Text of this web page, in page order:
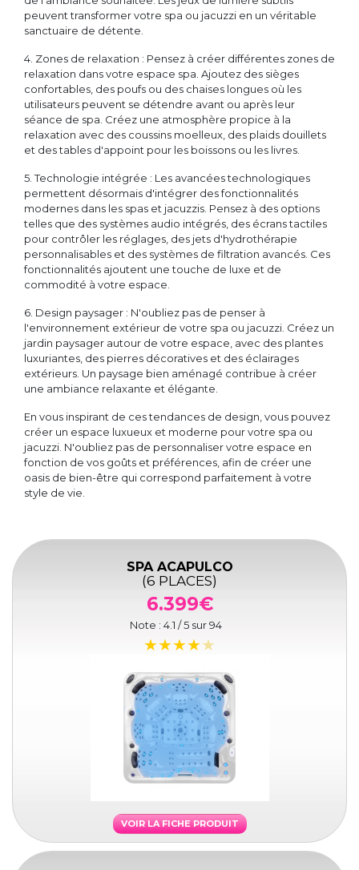
peuvent transformer votre spa ou jacuzzi en un véritable
sanctuaire de détente.
4. Zones de relaxation : Pensez à créer différentes zones de
relaxation dans votre espace spa. Ajoutez des sièges
confortables, des poufs ou des chaises longues où les
utilisateurs peuvent se détendre avant ou après leur
séance de spa. Créez une atmosphère propice à la
relaxation avec des coussins moelleux, des plaids douillets
et des tables d'appoint pour les boissons ou les livres.
5. Technologie intégrée : Les avancées technologiques
permettent désormais d'intégrer des fonctionnalités
modernes dans les spas et jacuzzis. Pensez à des options
telles que des systèmes audio intégrés, des écrans tactiles
pour contrôler les réglages, des jets d'hydrothérapie
personnalisables et des systèmes de filtration avancés. Ces
fonctionnalités ajoutent une touche de luxe et de
commodité à votre espace.
6. Design paysager : N'oubliez pas de penser à
l'environnement extérieur de votre spa ou jacuzzi. Créez un
jardin paysager autour de votre espace, avec des plantes
luxuriantes, des pierres décoratives et des éclairages
extérieurs. Un paysage bien aménagé contribue à créer
une ambiance relaxante et élégante.
En vous inspirant de ces tendances de design, vous pouvez
créer un espace luxueux et moderne pour votre spa ou
jacuzzi. N'oubliez pas de personnaliser votre espace en
fonction de vos goûts et préférences, afin de créer une
oasis de bien-être qui correspond parfaitement à votre
style de vie.
SPA ACAPULCO
(6 PLACES)
6.399€
Note : 4.1 / 5 sur94
VOIR LA FICHE PRODUIT